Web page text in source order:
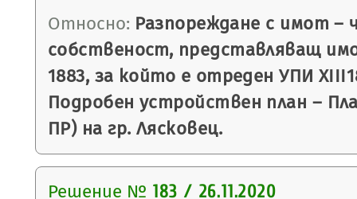
Относно: Разпореждане с имот –
собственост, представляващ
1883, за който е отреден УПИ
Подробен устройствен план –
ПР) на гр. Лясковец.
Решение № 183 / 26.11.2020